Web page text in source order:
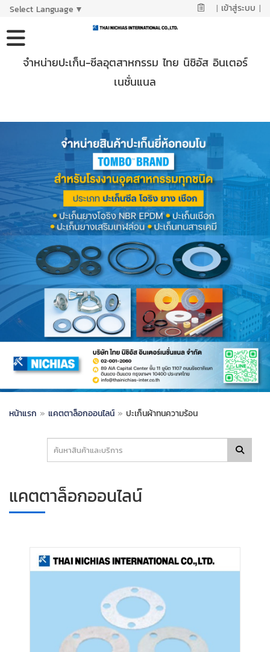
Select Language ▼ | เข้าสู่ระบบ |
จำหน่ายปะเก็น-ซีลอุตสาหกรรม ไทย นิชิอัส อินเตอร์
เนชั่นแนล
หน้าแรก » แคตตาล็อกออนไลน์ » ปะเก็นผ้าทนความร้อน
แคตตาล็อกออนไลน์